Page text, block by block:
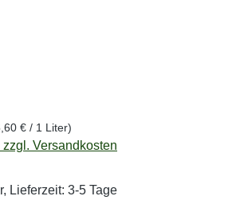
€ / 1 Liter)
Versandkosten
Lieferzeit: 3-5 Tage